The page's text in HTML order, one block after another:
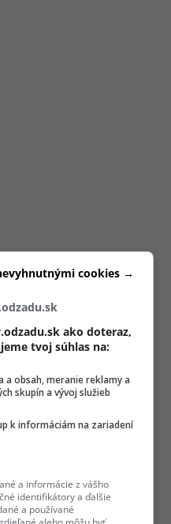
ako doteraz,
tvoj súhlas na:
a obsah, meranie reklamy a
skupín a vývoj služieb
k informáciám na zariadení
a informácie z vášho
identifikátory a ďalšie
a používané
cookies →